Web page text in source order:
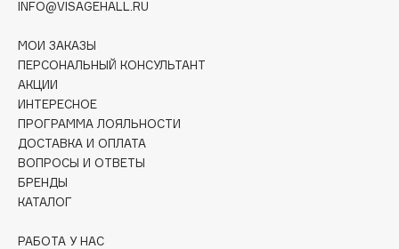
Club De Nuit
Collagenina
Consly
Corimo
CosRX
Cottolina
Crescina
Cunzite
INFO@VISAGEHALL.RU
МОИ ЗАКАЗЫ
ПЕРСОНАЛЬНЫЙ КОНСУЛЬТАНТ
АКЦИИ
ИНТЕРЕСНОЕ
ПРОГРАММА ЛОЯЛЬНОСТИ
ДОСТАВКА И ОПЛАТА
ВОПРОСЫ И ОТВЕТЫ
БРЕНДЫ
КАТАЛОГ
РАБОТА У НАС